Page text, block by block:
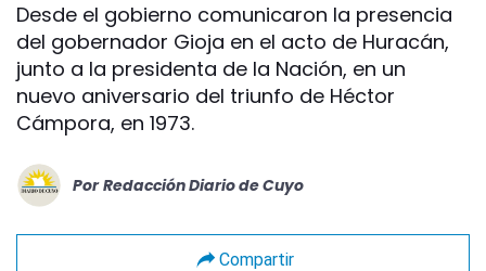
Desde el gobierno comunicaron la presencia
del gobernador Gioja en el acto de Huracán,
junto a la presidenta de la Nación, en un
nuevo aniversario del triunfo de Héctor
Cámpora, en 1973.
Por Redacción Diario de Cuyo
Compartir